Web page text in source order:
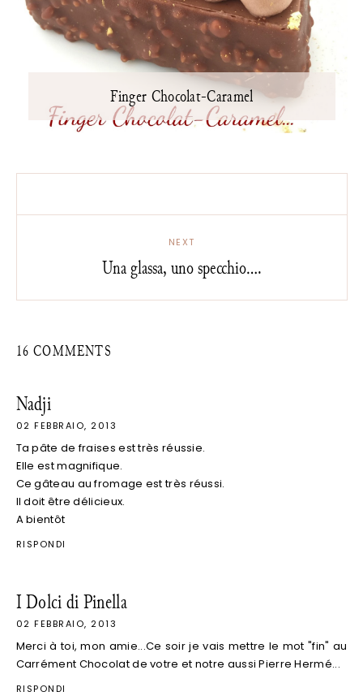
Finger Chocolat-Caramel
NEXT
Una glassa, uno specchio....
16 COMMENTS
Nadji
02 FEBBRAIO, 2013
Ta pâte de fraises est très réussie.
Elle est magnifique.
Ce gâteau au fromage est très réussi.
Il doit être délicieux.
A bientôt
RISPONDI
I Dolci di Pinella
02 FEBBRAIO, 2013
Merci à toi, mon amie...Ce soir je vais mettre le mot "fin" au
Carrément Chocolat de votre et notre aussi Pierre Hermé...
RISPONDI